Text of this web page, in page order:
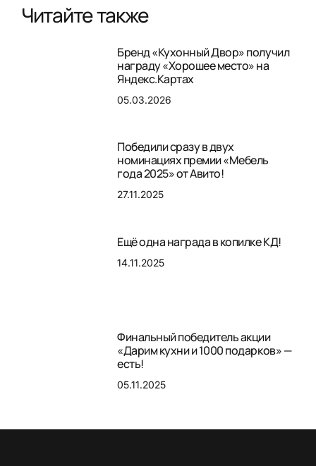
Читайте также
Бренд «Кухонный Двор» получил
награду «Хорошее место» на
Яндекс.Картах
05.03.2026
Победили сразу в двух
номинациях премии «Мебель
года 2025» от Авито!
27.11.2025
Ещё одна награда в копилке КД!
14.11.2025
Финальный победитель акции
«Дарим кухни и 1000 подарков» —
есть!
05.11.2025